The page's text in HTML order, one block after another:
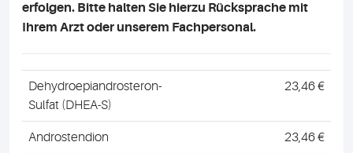
erfolgen. Bitte halten Sie hierzu Rücksprache mit
Ihrem Arzt oder unserem Fachpersonal.
Dehydroepiandrosteron-
Sulfat (DHEA-S)
23,46 €
Androstendion 23,46 €